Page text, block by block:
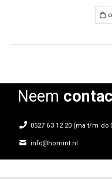
OFFERTE
Neem
0527 63 12 20 (ma t/m do
info@homint.nl